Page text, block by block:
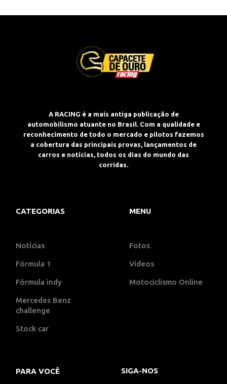
A RACING é a mais antiga publicação de
automobilismo atuante no Brasil. Com a qualidade e
reconhecimento de todo o mercado e pilotos fazemos
a cobertura das principais provas, lançamentos de
carros e notícias, todos os dias do mundo das
corridas.
CATEGORIAS
Notícias
Fórmula 1
Fórmula indy
Mercedes Benz
challenge
Stock car
MENU
Fotos
Vídeos
Motociclismo Online
PARA VOCÊ SIGA-NOS